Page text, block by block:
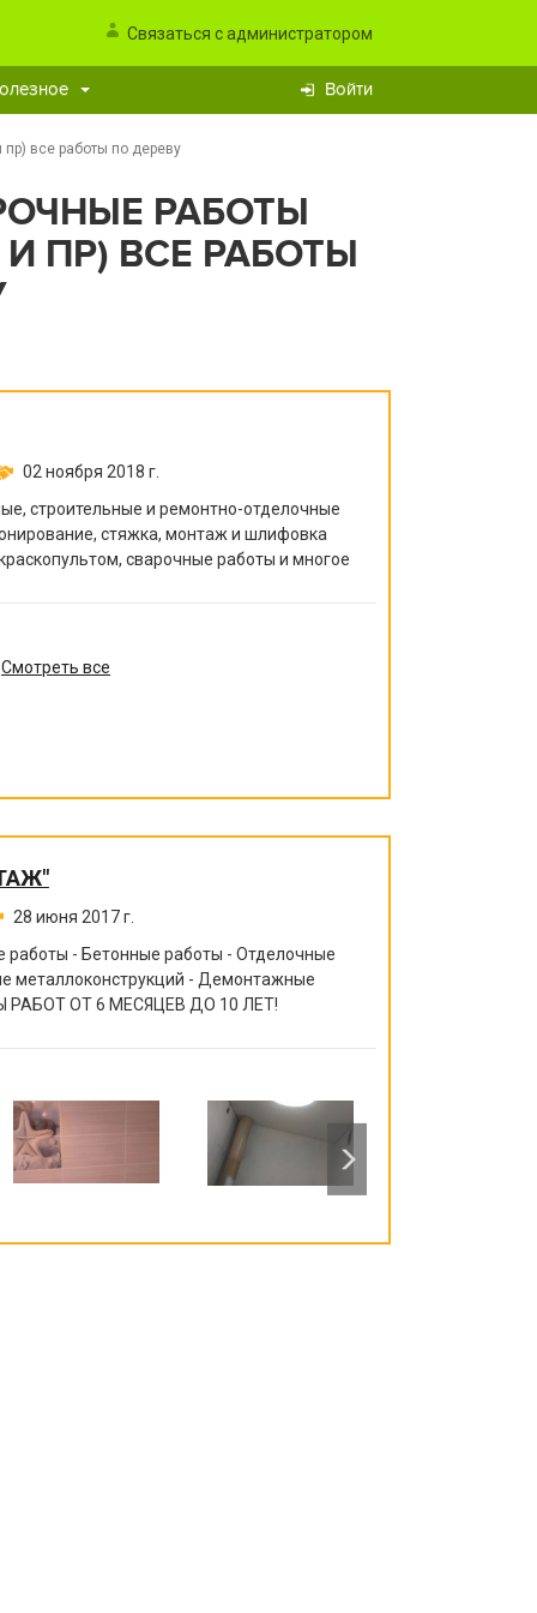
Связаться с администратором
Войти
пр) все работы по дереву
РАБОТЫ
ПР) ВСЕ РАБОТЫ
02 ноября 2018 г.
строительные и ремонтно-отделочные
стяжка, монтаж и шлифовка
сварочные работы и многое
Смотреть все
28 июня 2017 г.
- Бетонные работы - Отделочные
металлоконструкций - Демонтажные
РАБОТ ОТ 6 МЕСЯЦЕВ ДО 10 ЛЕТ!